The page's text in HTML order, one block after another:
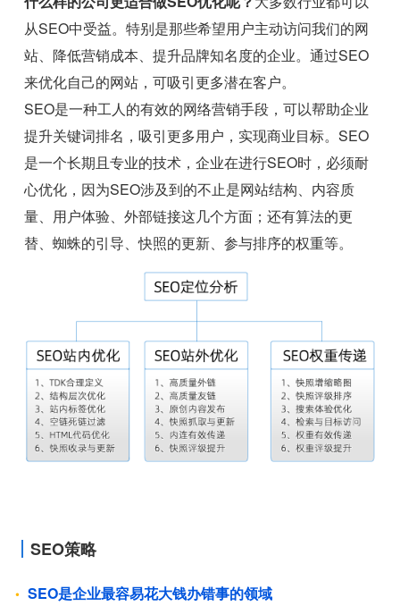
从SEO中受益。特别是那些希望用户主动访问我们的网
站、降低营销成本、提升品牌知名度的企业。通过SEO
来优化自己的网站，可吸引更多潜在客户。
SEO是一种工人的有效的网络营销手段，可以帮助企业
提升关键词排名，吸引更多用户，实现商业目标。SEO
是一个长期且专业的技术，企业在进行SEO时，必须耐
心优化，因为SEO涉及到的不止是网站结构、内容质
量、用户体验、外部链接这几个方面；还有算法的更
替、蜘蛛的引导、快照的更新、参与排序的权重等。
SEO策略
SEO是企业最容易花大钱办错事的领域